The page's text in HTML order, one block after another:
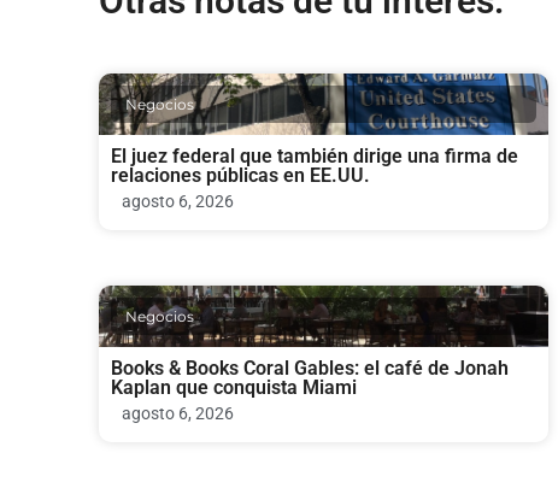
Negocios
El juez federal que también dirige una firma de
relaciones públicas en EE.UU.
agosto 6, 2026
Negocios
Books & Books Coral Gables: el café de Jonah
Kaplan que conquista Miami
agosto 6, 2026